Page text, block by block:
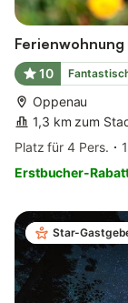
10
Oppenau
1,3 km zum
Platz für 4 Pers.
Erstbucher-
Star-